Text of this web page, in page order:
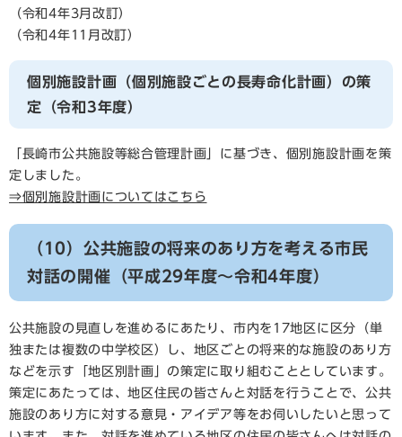
（令和4年3月改訂）
（令和4年11月改訂）
個別施設計画（個別施設ごとの長寿命化計画）の策
定（令和3年度）
「長崎市公共施設等総合管理計画」に基づき、個別施設計画を策
定しました。
⇒個別施設計画についてはこちら
（10）公共施設の将来のあり方を考える市民
対話の開催（平成29年度～令和4年度）
公共施設の見直しを進めるにあたり、市内を17地区に区分（単
独または複数の中学校区）し、地区ごとの将来的な施設のあり方
などを示す「地区別計画」の策定に取り組むこととしています。
策定にあたっては、地区住民の皆さんと対話を行うことで、公共
施設のあり方に対する意見・アイデア等をお伺いしたいと思って